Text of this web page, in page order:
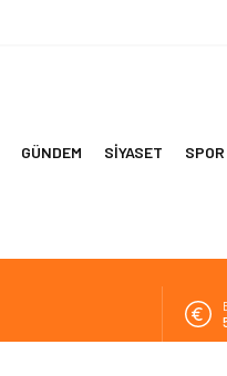
GÜNDEM SİYASET SPOR